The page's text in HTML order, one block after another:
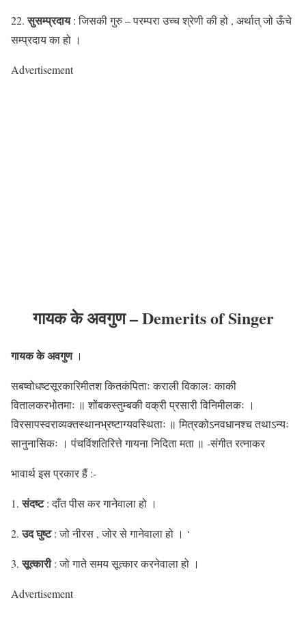
22.सुसम्प्रदाय: जिसकी गुरु – परम्परा उच्च श्रेणी की हो , अर्थात् जो ऊँचे
सम्प्रदाय का हो ।
Advertisement
गायक के अवगुण–Demerits of Singer
गायक के अवगुण।
सबष्वोधष्टसूरकारिमीतश कितकंपिताः कराली विकालः काकी
वितालकरभोतमाः ॥ शोंबकस्तुम्बकी वक्री प्रसारी विनिमीलकः ।
विरसापस्वराव्यक्तस्थानभ्रष्टाग्यवस्थिताः ॥ मित्रकोऽनवधानश्च तथाऽन्यः
सानुनासिकः । पंचविंशतिरित्ते गायना निदिता मता ॥ -संगीत रत्नाकर
भावार्थ इस प्रकार हैं :-
1.संदष्ट: दाँत पीस कर गानेवाला हो ।
2.उद घुष्ट: जो नीरस , जोर से गानेवाला हो । ‘
3.सूत्कारी: जो गाते समय सूत्कार करनेवाला हो ।
Advertisement